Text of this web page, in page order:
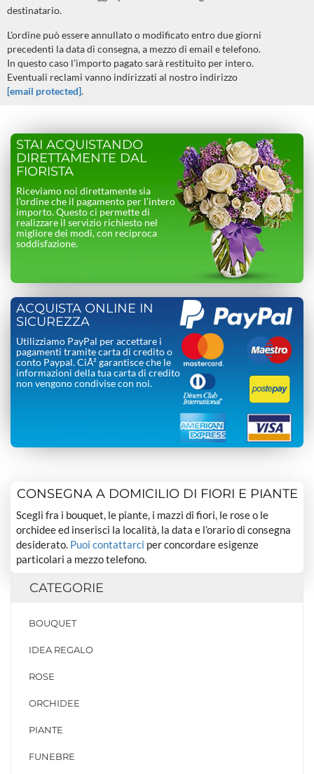
destinatario.
L'ordine può essere annullato o modificato entro due giorni
precedenti la data di consegna, a mezzo di email e telefono.
In questo caso l’importo pagato sarà restituito per intero.
Eventuali reclami vanno indirizzati al nostro indirizzo
[email protected].
STAI ACQUISTANDO
DIRETTAMENTE DAL
FIORISTA
Riceviamo noi direttamente sia
l’ordine che il pagamento per l’intero
importo. Questo ci permette di
realizzare il servizio richiesto nel
migliore dei modi, con reciproca
soddisfazione.
ACQUISTA ONLINE IN
SICUREZZA
Utilizziamo PayPal per accettare i
pagamenti tramite carta di credito o
conto Paypal. CiÃ² garantisce che le
informazioni della tua carta di credito
non vengono condivise con noi.
CONSEGNA A DOMICILIO DI FIORI E PIANTE
Scegli fra i bouquet, le piante, i mazzi di fiori, le rose o le
orchidee ed inserisci la località, la data e l’orario di consegna
desiderato. Puoi contattarci per concordare esigenze
particolari a mezzo telefono.
CATEGORIE
BOUQUET
IDEA REGALO
ROSE
ORCHIDEE
PIANTE
FUNEBRE